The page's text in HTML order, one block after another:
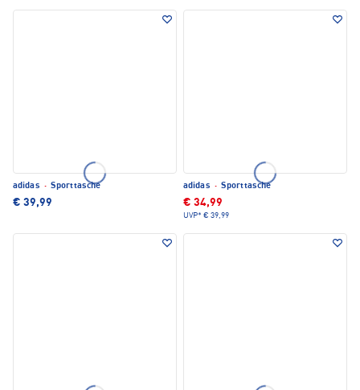
adidas · Sporttasche
€ 39,99
adidas · Sporttasche
€ 34,99
UVP* € 39,99